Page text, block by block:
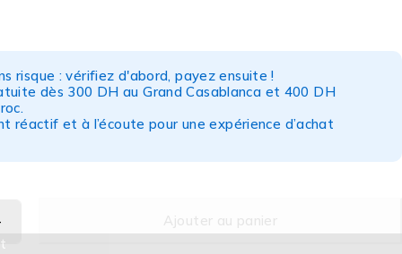
risque : vérifiez d'abord, payez ensuite !
dès 300 DH au Grand Casablanca et 400 DH
réactif et à l’écoute pour une expérience d’achat
Ajouter au panier